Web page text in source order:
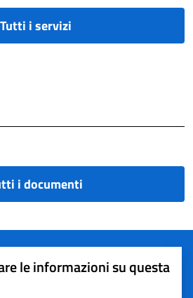
Tutti i servizi
i documenti
le informazioni su questa